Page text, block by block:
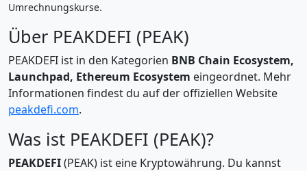
Umrechnungskurse.
Über PEAKDEFI (PEAK)
PEAKDEFI ist in den Kategorien BNB Chain Ecosystem,
Launchpad, Ethereum Ecosystem eingeordnet. Mehr
Informationen findest du auf der offiziellen Website
peakdefi.com.
Was ist PEAKDEFI (PEAK)?
PEAKDEFI(PEAK) ist eine Kryptowährung. Du kannst